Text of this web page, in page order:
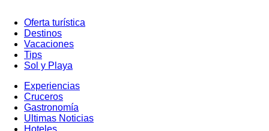
Oferta turística
Destinos
Vacaciones
Tips
Sol y Playa
Experiencias
Cruceros
Gastronomía
Ultimas Noticias
Hoteles